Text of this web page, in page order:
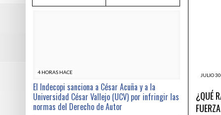
JULIO
¿QUÉ
4 HORAS HACE
El Indecopi sanciona a César Acuña y a la
Universidad César Vallejo (UCV) por infringir las
normas del Derecho de Autor